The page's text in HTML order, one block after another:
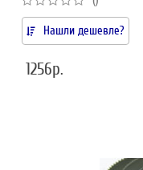
Нашли дешевле?
1256р.